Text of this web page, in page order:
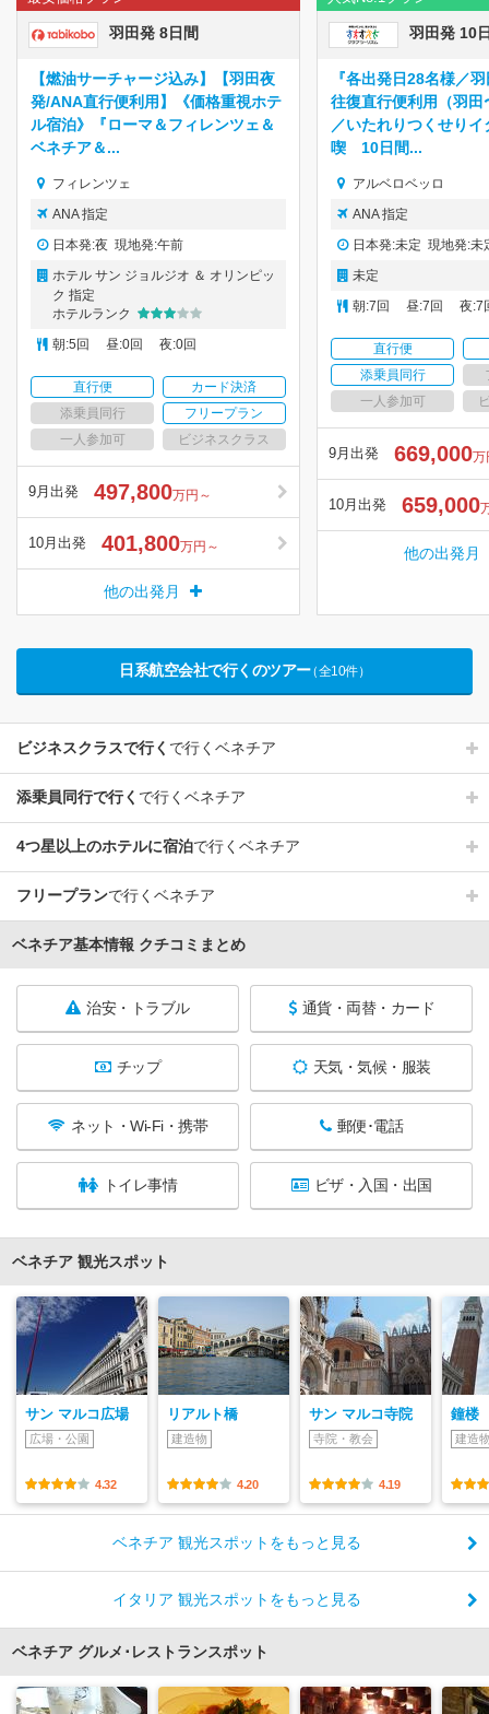
羽田発 8日間
【燃油サーチャージ込み】【羽田夜
発/ANA直行便利用】《価格重視ホテ
ル宿泊》『ローマ＆フィレンツェ＆
ベネチア＆...
フィレンツェ
ANA 指定
日本発:夜 現地発:午前
ホテル サン ジョルジオ ＆ オリンピッ
ク 指定
ホテルランク
朝:5回 昼:0回 夜:0回
直行便
カード決済
添乗員同行
フリープラン
一人参加可
ビジネスクラス
9月出発 497,800万円～
10月出発 401,800万円～
他の出発月
羽田発 10
『各出発日28名様／
往復直行便利用（羽田
／いたれりつくせりイ
喫 10日間...
アルベロベッロ
ANA 指定
日本発:未定 現地発:未
未定
朝:7回 昼:7回 夜:7
直行便
添乗員同行
一人参加可
9月出発 669,000万
10月出発 659,000
他の出発月
日系航空会社で行くのツアー（全10件）
ビジネスクラスで行く で行くベネチア
添乗員同行で行く で行くベネチア
4つ星以上のホテルに宿泊で行くベネチア
フリープランで行くベネチア
ベネチア基本情報 クチコミまとめ
治安・トラブル 通貨・両替・カード
チップ 天気・気候・服装
ネット・Wi-Fi・携帯 郵便･電話
トイレ事情 ビザ・入国・出国
ベネチア 観光スポット
サン マルコ広場
広場・公園
4.32
リアルト橋
建造物
4.20
サン マルコ寺院
寺院・教会
4.19
鐘楼
建造
ベネチア 観光スポットをもっと見る
イタリア 観光スポットをもっと見る
ベネチア グルメ･レストランスポット